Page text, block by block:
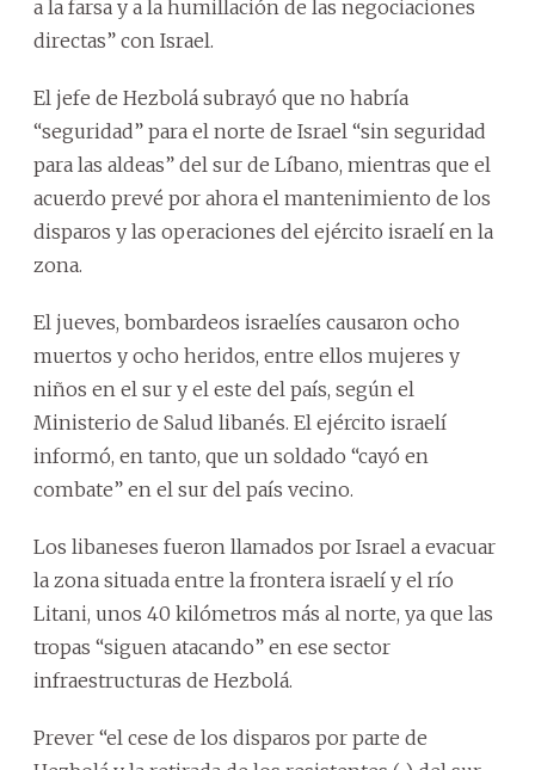
a la farsa y a la humillación de las negociaciones
directas” con Israel.
El jefe de Hezbolá subrayó que no habría
“seguridad” para el norte de Israel “sin seguridad
para las aldeas” del sur de Líbano, mientras que el
acuerdo prevé por ahora el mantenimiento de los
disparos y las operaciones del ejército israelí en la
zona.
El jueves, bombardeos israelíes causaron ocho
muertos y ocho heridos, entre ellos mujeres y
niños en el sur y el este del país, según el
Ministerio de Salud libanés. El ejército israelí
informó, en tanto, que un soldado “cayó en
combate” en el sur del país vecino.
Los libaneses fueron llamados por Israel a evacuar
la zona situada entre la frontera israelí y el río
Litani, unos 40 kilómetros más al norte, ya que las
tropas “siguen atacando” en ese sector
infraestructuras de Hezbolá.
Prever “el cese de los disparos por parte de